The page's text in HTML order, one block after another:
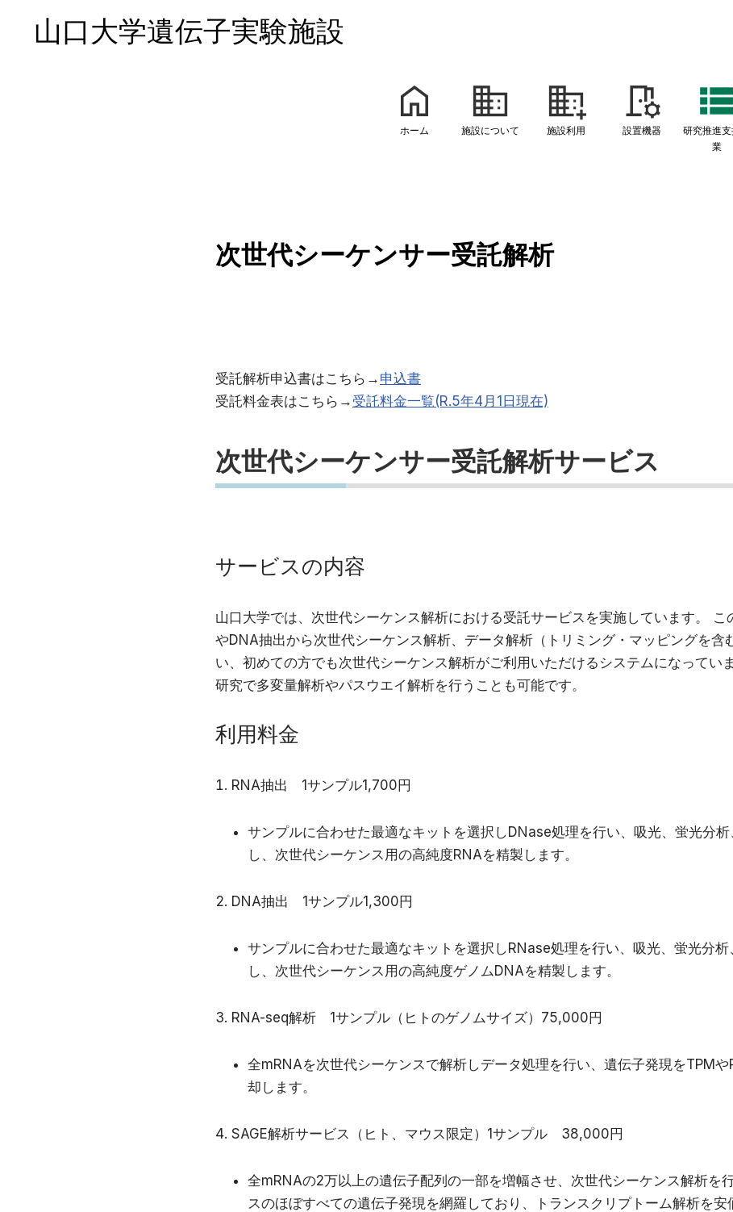
山口大学遺伝子実験施設
ホーム 施設について 施設利用 設置機器
研究推進
業
次世代シーケンサー受託解析
受託解析申込書はこちら→ 申込書
受託料金表はこちら→ 受託料金一覧(R.5年4月1日現在)
次世代シーケンサー受託解析サービス
サービスの内容
山口大学では、次世代シーケンス解析における受託サービスを実施しています。 こ
やDNA抽出から次世代シーケンス解析、データ解析（トリミング・マッピングを含
い、初めての方でも次世代シーケンス解析がご利用いただけるシステムになってい
研究で多変量解析やパスウエイ解析を行うことも可能です。
利用料金
RNA抽出 1サンプル1,700円
サンプルに合わせた最適なキットを選択しDNase処理を行い、吸光、蛍光分
し、次世代シーケンス用の高純度RNAを精製します。
DNA抽出 1サンプル1,300円
サンプルに合わせた最適なキットを選択しRNase処理を行い、吸光、蛍光分
し、次世代シーケンス用の高純度ゲノムDNAを精製します。
RNA-seq解析 1サンプル（ヒトのゲノムサイズ）75,000円
全mRNAを次世代シーケンスで解析しデータ処理を行い、遺伝子発現をTPMや
却します。
SAGE解析サービス（ヒト、マウス限定）1サンプル 38,000円
全mRNAの2万以上の遺伝子配列の一部を増幅させ、次世代シーケンス解析を
スのほぼすべての遺伝子発現を網羅しており、トランスクリプトーム解析を